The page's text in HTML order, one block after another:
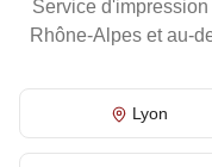
Service
Rhône-Alpeset au-
Lyon